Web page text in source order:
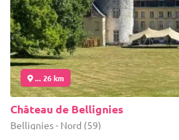
... 26 km
Château de Bellignies
Bellignies - Nord (59)